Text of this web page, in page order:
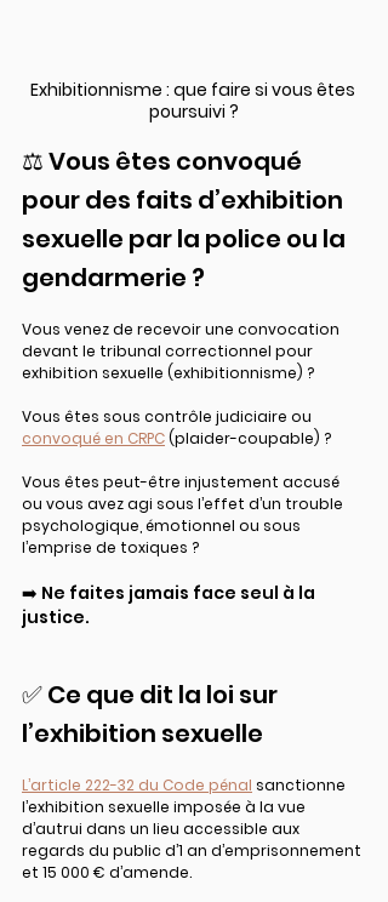
Exhibitionnisme : que faire si vous êtes
poursuivi ?
⚖️ Vous êtes convoqué
pour des faits d’exhibition
sexuelle par la police ou la
gendarmerie ?
Vous venez de recevoir une convocation
devant le tribunal correctionnel pour
exhibition sexuelle (exhibitionnisme) ?
Vous êtes sous contrôle judiciaire ou
convoqué en CRPC (plaider-coupable) ?
Vous êtes peut-être injustement accusé
ou vous avez agi sous l’effet d’un trouble
psychologique, émotionnel ou sous
l’emprise de toxiques ?
➡️ Ne faites jamais face seul à la
justice.
✅ Ce que dit la loi sur
l’exhibition sexuelle
L’article 222-32 du Code pénal sanctionne
l’exhibition sexuelle imposée à la vue
d’autrui dans un lieu accessible aux
regards du public d’1 an d’emprisonnement
et 15 000 € d’amende.